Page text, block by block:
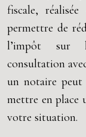
fiscale,
permettre de
l’impôt sur
consultation
un notaire peut
mettre en place
votre situation.